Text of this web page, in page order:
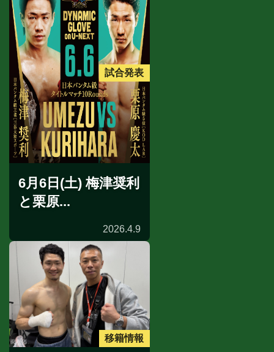
試合発表
6月6日(土) 梅津奨利
と栗原...
2026.4.9
移籍情報